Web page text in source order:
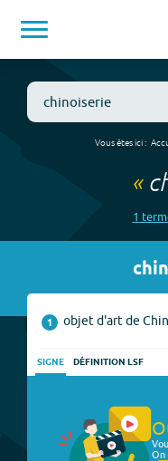
Vous êtes ici :
«
1
1 objet d'art de
SIGNE DÉFINITION LSF
On